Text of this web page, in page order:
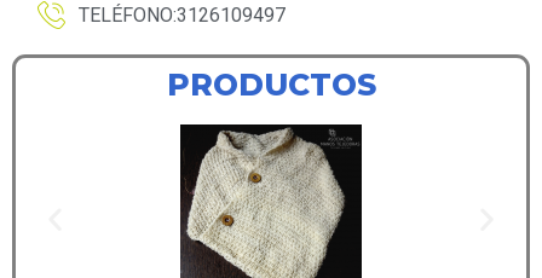
TELÉFONO:3126109497
PRODUCTOS